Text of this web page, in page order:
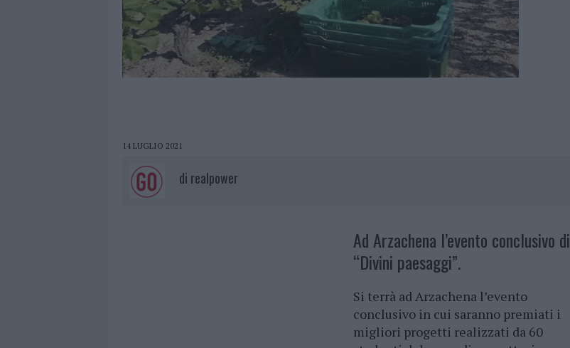
14 LUGLIO 2021
di realpower
Ad Arzachena l’evento conclusivo di
“Divini paesaggi”.
Si terrà ad Arzachena l’evento
conclusivo in cui saranno premiati i
migliori progetti realizzati da 60